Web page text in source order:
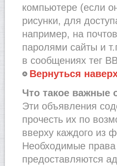
компьютере (если
рисунки, для
например, на
паролями сайты и
в сообщениях тег
Вернуться
Что такое важные
Эти объявления
прочесть их по
вверху каждого из
Необходимые
предоставляются